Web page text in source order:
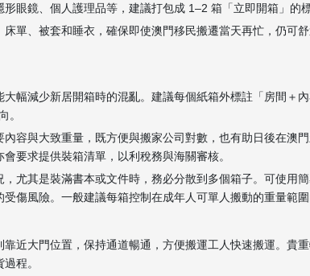
眼鏡、個人護理品等，建議打包成 1–2 箱「立即開箱」的
單、被套和睡衣，確保即使澳門移民搬遷當天再忙，仍可
幅減少新居開箱時的混亂。建議每個紙箱外標註「房間＋
。
容與大致重量，既方便與搬家公司對數，也有助日後在澳
要求提供裝箱清單，以利稅務與海關審核。
尤其是裝滿書本或文件時，務必分散到多個箱子。可使用
傷風險。一般建議每箱控制在成年人可單人搬動的重量範圍
近大門位置，保持通道暢通，方便搬運工人快速搬運。貴
程。